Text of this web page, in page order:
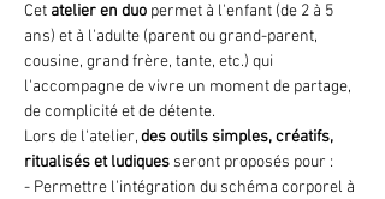
Cet atelier en duo permet à l'enfant (de 2 à 5
ans) et à l'adulte (parent ou grand-parent,
cousine, grand frère, tante, etc.) qui
l'accompagne de vivre un moment de partage,
de complicité et de détente.
Lors de l'atelier, des outils simples, créatifs,
ritualisés et ludiques seront proposés pour :
- Permettre l'intégration du schéma corporel à